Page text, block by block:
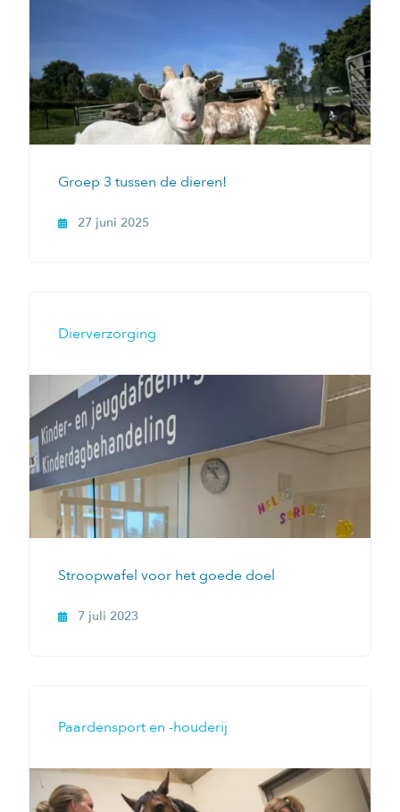
Groep 3 tussen de dieren!
27 juni 2025
Dierverzorging
Stroopwafel voor het goede doel
7 juli 2023
Paardensport en -houderij